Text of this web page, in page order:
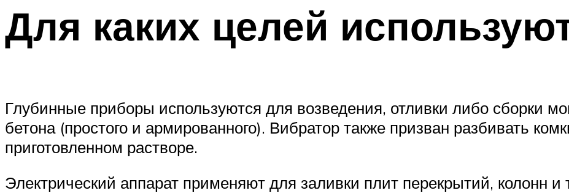
Для каких целей
Глубинные приборы используются для возведения, отливки либо сборки
бетона (простого и армированного). Вибратор также призван разбивать
приготовленном растворе.
Электрический аппарат применяют для заливки плит перекрытий, колонн